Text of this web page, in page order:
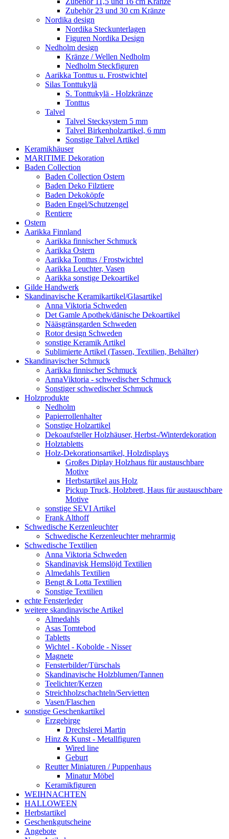
Zubehör 23 und 30 cm Kränze
Nordika design
Nordika Steckunterlagen
Figuren Nordika Design
Nedholm design
Kränze / Wellen Nedholm
Nedholm Steckfiguren
Aarikka Tonttus u. Frostwichtel
Silas Tonttukylä
S. Tonttukylä - Holzkränze
Tonttus
Talvel
Talvel Stecksystem 5 mm
Talvel Birkenholzartikel, 6 mm
Sonstige Talvel Artikel
Keramikhäuser
MARITIME Dekoration
Baden Collection
Baden Collection Ostern
Baden Deko Filztiere
Baden Dekoköpfe
Baden Engel/Schutzengel
Rentiere
Ostern
Aarikka Finnland
Aarikka finnischer Schmuck
Aarikka Ostern
Aarikka Tonttus / Frostwichtel
Aarikka Leuchter, Vasen
Aarikka sonstige Dekoartikel
Gilde Handwerk
Skandinavische Keramikartikel/Glasartikel
Anna Viktoria Schweden
Det Gamle Apothek/dänische Dekoartikel
Nääsgränsgarden Schweden
Rotor design Schweden
sonstige Keramik Artikel
Sublimierte Artikel (Tassen, Textilien, Behälter)
Skandinavischer Schmuck
Aarikka finnischer Schmuck
AnnaViktoria - schwedischer Schmuck
Sonstiger schwedischer Schmuck
Holzprodukte
Nedholm
Papierrollenhalter
Sonstige Holzartikel
Dekoaufsteller Holzhäuser, Herbst-/Winterdekoration
Holztabletts
Holz-Dekorationsartikel, Holzdisplays
Großes Diplay Holzhaus für austauschbare
Motive
Herbstartikel aus Holz
Pickup Truck, Holzbrett, Haus für austauschbare
Motive
sonstige SEVI Artikel
Frank Althoff
Schwedische Kerzenleuchter
Schwedische Kerzenleuchter mehrarmig
Schwedische Textilien
Anna Viktoria Schweden
Skandinavisk Hemslöjd Textilien
Almedahls Textilien
Bengt & Lotta Textilien
Sonstige Textilien
echte Fensterleder
weitere skandinavische Artikel
Almedahls
Asas Tomtebod
Tabletts
Wichtel - Kobolde - Nisser
Magnete
Fensterbilder/Türschals
Skandinavische Holzblumen/Tannen
Teelichter/Kerzen
Streichholzschachteln/Servietten
Vasen/Flaschen
sonstige Geschenkartikel
Erzgebirge
Drechslerei Martin
Hinz & Kunst - Metallfiguren
Wired line
Geburt
Reutter Miniaturen / Puppenhaus
Minatur Möbel
Keramikfiguren
WEIHNACHTEN
HALLOWEEN
Herbstartikel
Geschenkgutscheine
Angebote